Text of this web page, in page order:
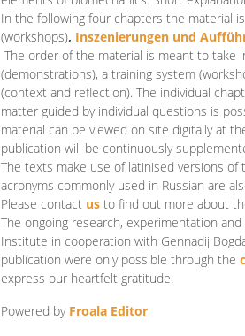
In the following four chapters the material
(workshops), Inszenierungen und
The order of the material is meant to take
(demonstrations), a training system
(context and reflection). The individual
matter guided by individual questions is
material can be viewed on site digitally at
publication will be continuously
The texts make use of latinised versions
acronyms commonly used in Russian are
Please contact us to find out more about
The ongoing research, experimentation
Institute in cooperation with Gennadij
publication were only possible through the
express our heartfelt gratitude.
Powered by Froala Editor